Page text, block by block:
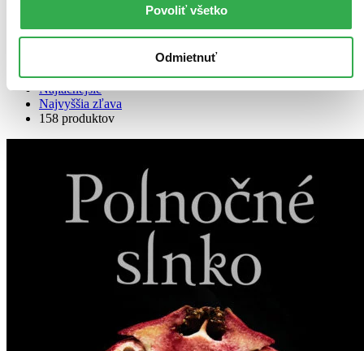
Povoliť všetko
Odmietnuť
Bestsellery
Najdrahšie
Najlacnejšie
Najvyššia zľava
158 produktov